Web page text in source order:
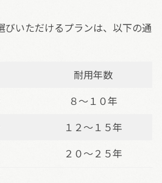
びいただけるプランは、以下の通
耐用年数
８〜１０年
１２〜１５年
２０〜２５年